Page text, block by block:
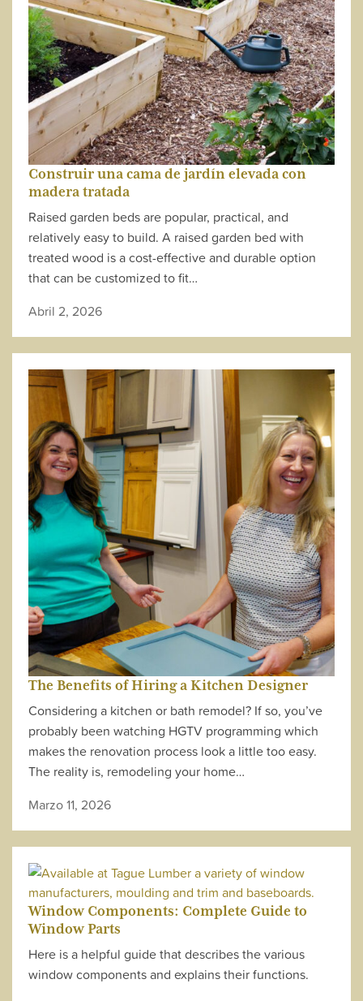
Construir una cama de jardín elevada con
madera tratada
Raised garden beds are popular, practical, and
relatively easy to build. A raised garden bed with
treated wood is a cost-effective and durable option
that can be customized to fit…
Abril 2, 2026
The Benefits of Hiring a Kitchen Designer
Considering a kitchen or bath remodel? If so, you’ve
probably been watching HGTV programming which
makes the renovation process look a little too easy.
The reality is, remodeling your home…
Marzo 11, 2026
Window Components: Complete Guide to
Window Parts
Here is a helpful guide that describes the various
window components and explains their functions.